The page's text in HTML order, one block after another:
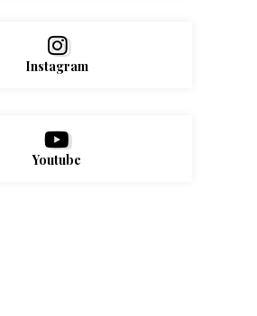
Instagram
Youtube